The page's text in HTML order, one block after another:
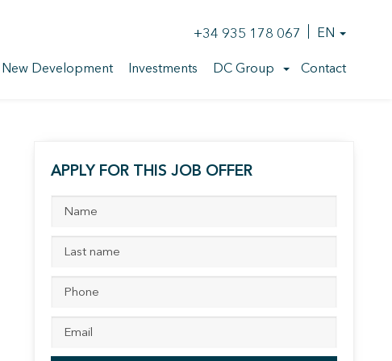
+34 935 178 067 EN
New Development Investments DC Group Contact
APPLY FOR THIS JOB OFFER